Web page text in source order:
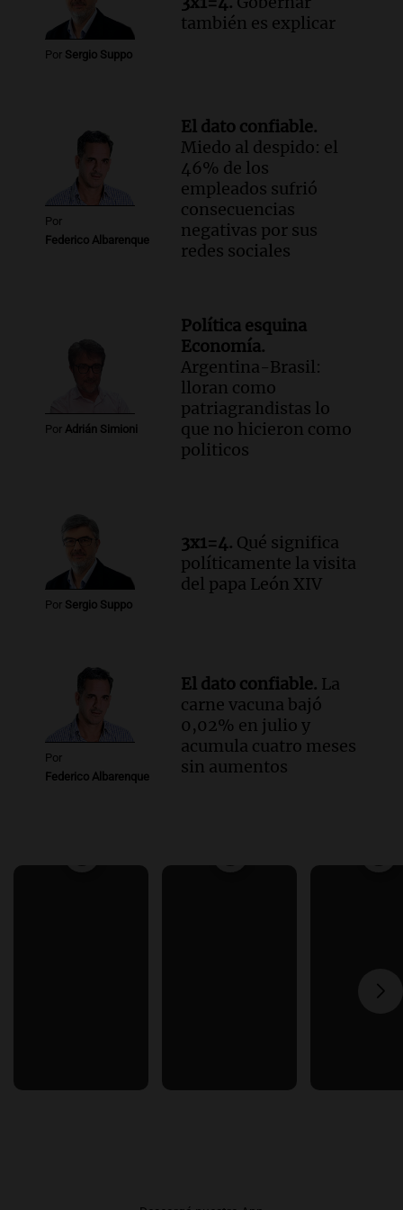
Por Sergio Suppo
también es explicar
Por
Federico Albarenque
El dato confiable.
Miedo al despido: el
46% de los
empleados sufrió
consecuencias
negativas por sus
redes sociales
Por Adrián Simioni
Política esquina
Economía.
Argentina-Brasil:
lloran como
patriagrandistas lo
que no hicieron como
politicos
Por Sergio Suppo
3x1=4. Qué significa
políticamente la visita
del papa León XIV
Por
Federico Albarenque
El dato confiable. La
carne vacuna bajó
0,02% en julio y
acumula cuatro meses
sin aumentos